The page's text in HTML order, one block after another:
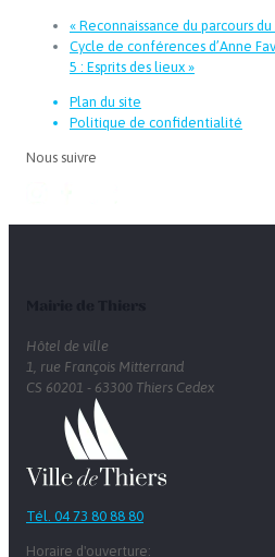
« Reconnaissance du parcours
Cycle de conférences d’Anne
5 : Esprits des lieux »
Plan du site
Politique de confidentialité
Nous suivre
Hôtel de ville
1, rue François Mitterrand
CS 60201 - 63300 Thiers Cedex
Tél. 04 73 80 88 80
Horaire d'ouverture: